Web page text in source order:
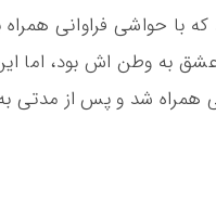
با حواشی فراوانی همراه
به وطن اش بود، اما این
همراه شد و پس از